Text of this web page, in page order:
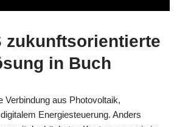
zukunftsorientierte
in Buch
Verbindung aus Photovoltaik,
Energiesteuerung. Anders